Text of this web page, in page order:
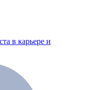
в карьере и